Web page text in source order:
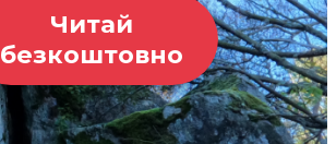
Читай
безкоштовно